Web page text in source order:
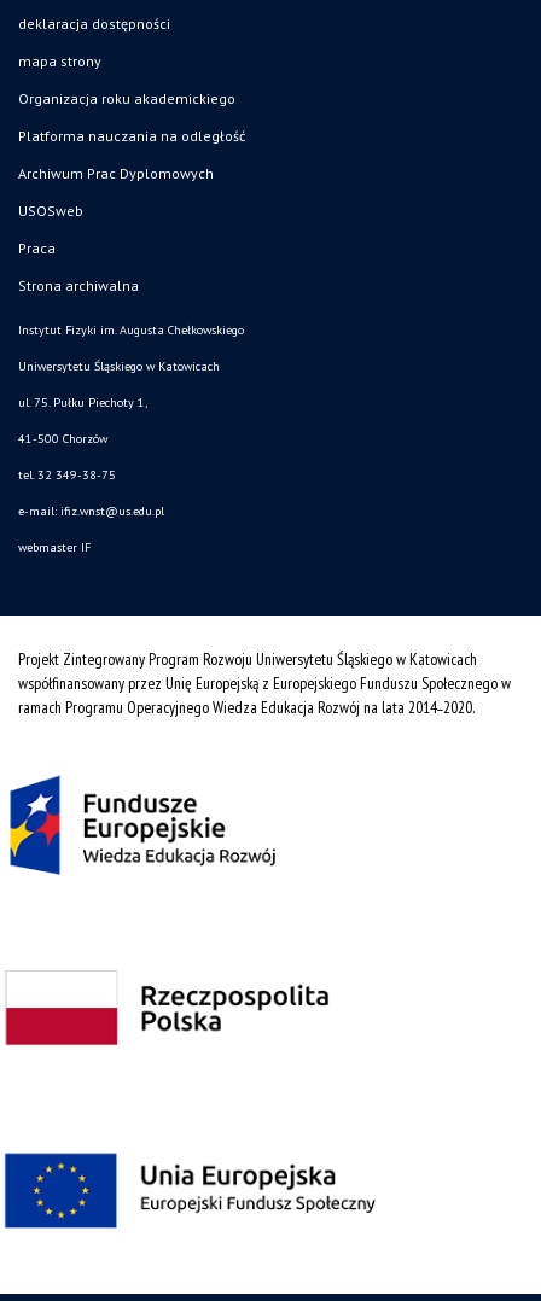
deklaracja dostępności
mapa strony
Organizacja roku akademickiego
Platforma nauczania na odległość
Archiwum Prac Dyplomowych
USOSweb
Praca
Strona archiwalna
Instytut Fizyki im. Augusta Chełkowskiego
Uniwersytetu Śląskiego w Katowicach
ul. 75. Pułku Piechoty 1,
41-500 Chorzów
tel. 32 349-38-75
e-mail: ifiz.wnst@us.edu.pl
webmaster IF
Projekt Zintegrowany Program Rozwoju Uniwersytetu Śląskiego w Katowicach
współfinansowany przez Unię Europejską z Europejskiego Funduszu Społecznego w
ramach Programu Operacyjnego Wiedza Edukacja Rozwój na lata 2014˗2020.